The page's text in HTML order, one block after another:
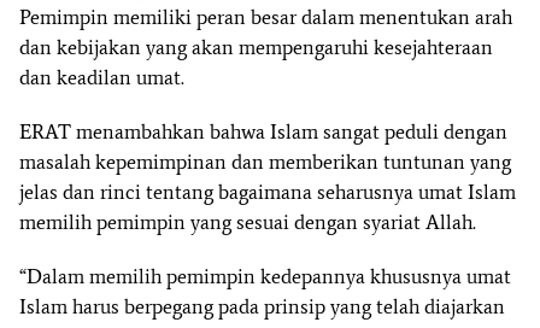
Pemimpin memiliki peran besar dalam menentukan arah
dan kebijakan yang akan mempengaruhi kesejahteraan
dan keadilan umat.
ERAT menambahkan bahwa Islam sangat peduli dengan
masalah kepemimpinan dan memberikan tuntunan yang
jelas dan rinci tentang bagaimana seharusnya umat Islam
memilih pemimpin yang sesuai dengan syariat Allah.
“Dalam memilih pemimpin kedepannya khususnya umat
Islam harus berpegang pada prinsip yang telah diajarkan